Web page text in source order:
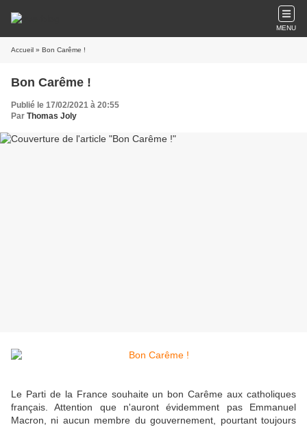
MENU
Accueil » Bon Carême !
Bon Carême !
Publié le 17/02/2021 à 20:55
Par Thomas Joly
Le Parti de la France souhaite un bon Carême aux catholiques
français. Attention que n'auront évidemment pas Emmanuel
Macron, ni aucun membre du gouvernement, pourtant toujours